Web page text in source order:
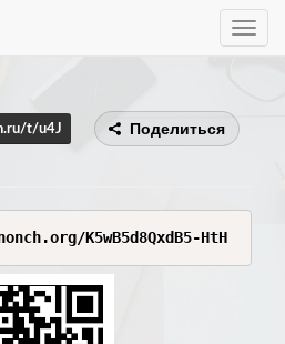
Toggle
t/u4J Поделиться
K5wB5d8QxdB5-HtH